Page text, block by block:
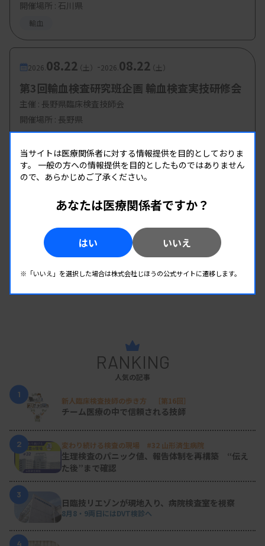
開催場所 : 石川県
輸血
2026. 08.22（土） -2026. 08.22（土）
第3回輸血検査研究班企画 輸血検査実技研修会
主催 : 長野県臨床検査技師会
開催場所 : 長野県
RANKING
人気の記事
1
新人臨床検査技師の歩き方 ［第16回］
チーム医療の中で信頼される技師
2 変わり続ける検査の現場 #32 山形済生病院
生理検査のパニック値、報告体制を再構築 “伝え
た後”まで確認
3
日臨技リエゾンが現地入り、病院検査室を視察
8月8・9両日にはDVT検診へ
4
当サイトは医療関係者に対する情報提供を目的としておりま
す。 一般の方への情報提供を目的としたものではありません
ので、あらかじめご了承ください。
あなたは医療関係者ですか？
はい いいえ
※「いいえ」を選択した場合は株式会社じほうの公式サイトに遷移します。